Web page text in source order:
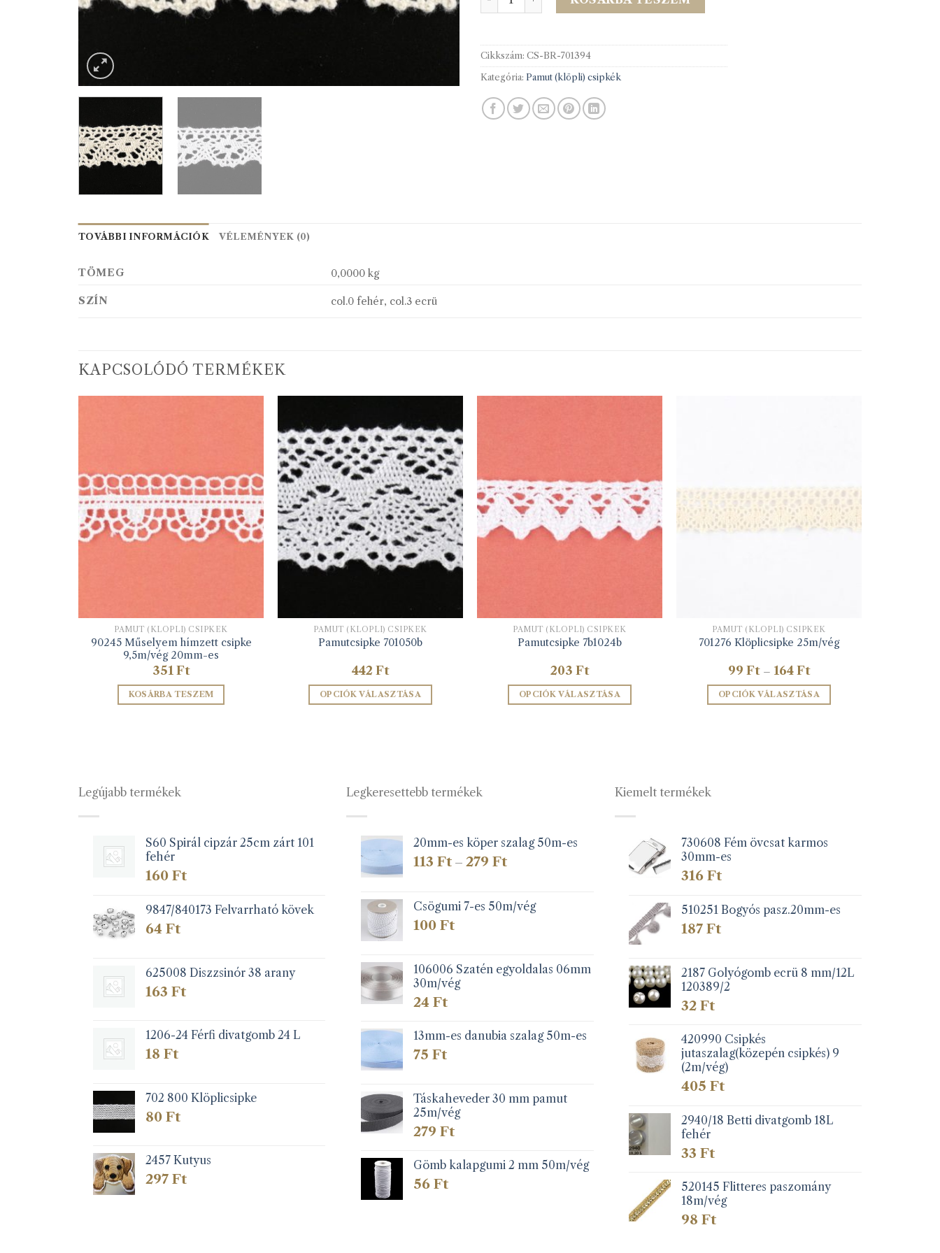
Cikkszám: CS-BR-701394
Kategória: Pamut (klöpli) csipkék
TOVÁBBI INFORMÁCIÓK VÉLEMÉNYEK (0)
TÖMEG 0,0000 kg
SZÍN col.0 fehér, col.3 ecrü
KAPCSOLÓDÓ TERMÉKEK
PAMUT (KLÖPLI) CSIPKÉK
90245 Műselyem hímzett csipke
9,5m/vég 20mm-es
351Ft
KOSÁRBA TESZEM
PAMUT (KLÖPLI) CSIPKÉK
Pamutcsipke 701050b
442 Ft
OPCIÓK VÁLASZTÁSA
van.
a
termékoldalon
választhatók
PAMUT (KLÖPLI) CSIPKÉK
Pamutcsipke 7b1024b
203 Ft
OPCIÓK VÁLASZTÁSA
a
termékoldalon
választhatók
PAMUT (KLÖPLI) CSIPKÉK
701276 Klöplicsipke 25m/vég
99 Ft – 164FtÁrtartomány:
99 Ft
-
164 Ft
OPCIÓK VÁLASZTÁSA
a
Legújabb termékek
S60 Spirál cipzár 25cm zárt 101
fehér
160 Ft
9847/840173 Felvarrható kövek
64 Ft
625008 Diszzsinór 38 arany
163 Ft
1206-24 Férfi divatgomb 24 L
18 Ft
702 800 Klöplicsipke
80 Ft
2457 Kutyus
297 Ft
Legkeresettebb termékek
20mm-es köper szalag 50m-es
113Ft – 279FtÁrtartomány:
279 Ft
Csögumi 7-es 50m/vég
100Ft
106006 Szatén egyoldalas 06mm
30m/vég
24Ft
13mm-es danubia szalag 50m-es
75Ft
Táskaheveder 30 mm pamut
25m/vég
279Ft
Gömb kalapgumi 2 mm 50m/vég
56Ft
Kiemelt termékek
730608 Fém övcsat karmos
30mm-es
316Ft
510251 Bogyós pasz.20mm-es
187Ft
2187 Golyógomb ecrü 8 mm/12L
120389/2
32Ft
420990 Csipkés
jutaszalag(közepén csipkés) 9
(2m/vég)
405Ft
2940/18 Betti divatgomb 18L
fehér
33Ft
520145 Flitteres paszomány
18m/vég
98Ft